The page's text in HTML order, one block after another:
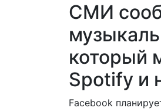
СМИ
который
Spotify и
Facebook